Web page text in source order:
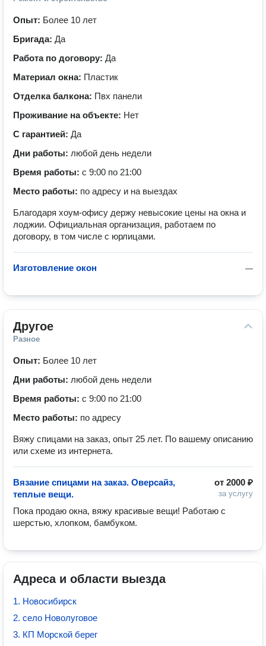
Опыт: Более 10 лет
Бригада: Да
Работа по договору: Да
Материал окна: Пластик
Отделка балкона: Пвх панели
Проживание на объекте: Нет
С гарантией: Да
Дни работы: любой день недели
Время работы: с 9:00 по 21:00
Место работы: по адресу и на выездах
Благодаря хоум-офису держу невысокие цены на окна и
лоджии. Официальная организация, работаем по
договору, в том числе с юрлицами.
—
Изготовление окон
Другое
Разное
Опыт: Более 10 лет
Дни работы: любой день недели
Время работы: с 9:00 по 21:00
Место работы: по адресу
Вяжу спицами на заказ, опыт 25 лет. По вашему описанию
или схеме из интернета.
от 2000 ₽
за услугу
Вязание спицами на заказ. Оверсайз,
теплые вещи.
Пока продаю окна, вяжу красивые вещи! Работаю с
шерстью, хлопком, бамбуком.
Адреса и области выезда
1. Новосибирск
2. село Новолуговое
3. КП Морской берег